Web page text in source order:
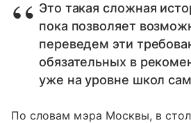
Это такая сложная
пока позволяет
переведем эти
обязательных в
уже на уровне школ
По словам мэра Москвы, в